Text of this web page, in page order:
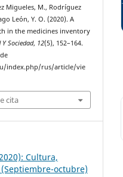
Migueles, M., Rodríguez
León, Y. O. (2020). A
in the medicines inventory
Y Sociedad, 12(5), 152–164.
index.php/rus/article/vie
cita
Cultura,
octubre)